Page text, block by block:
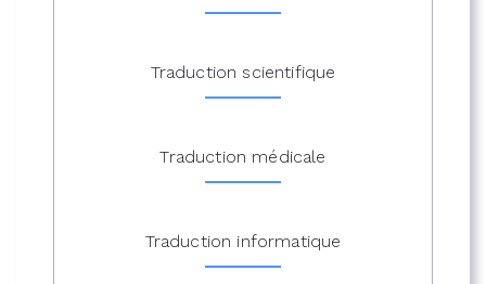
Traduction scientifique
Traduction médicale
Traduction informatique